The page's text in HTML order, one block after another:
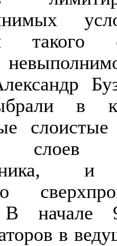
такого
в
слоев
и
В начале
в